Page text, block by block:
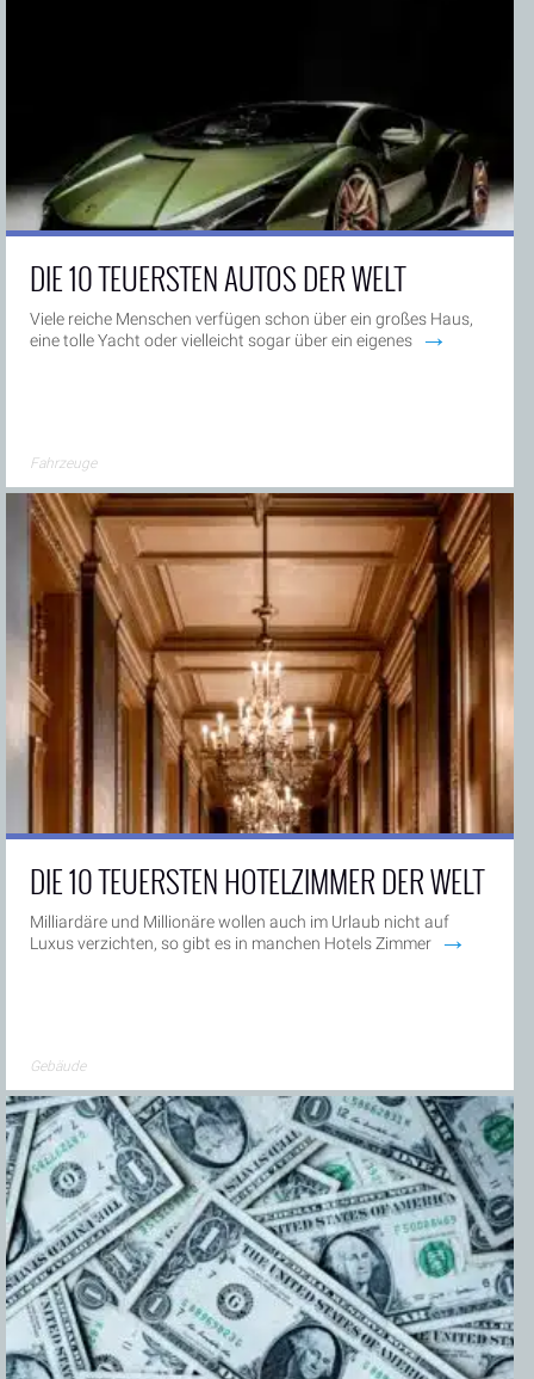
DIE 10 TEUERSTEN AUTOS DER WELT
Viele reiche Menschen verfügen schon über ein großes Haus,
eine tolle Yacht oder vielleicht sogar über ein eigenes
→
Fahrzeuge
DIE 10 TEUERSTEN HOTELZIMMER DER WELT
Milliardäre und Millionäre wollen auch im Urlaub nicht auf
Luxus verzichten, so gibt es in manchen Hotels Zimmer
→
Gebäude